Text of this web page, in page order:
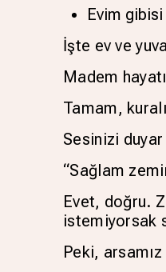
Evim
İşte ev ve
Madem
Tamam,
Sesinizi
“Sağlam
Evet, doğru.
istemiyorsak
Peki,